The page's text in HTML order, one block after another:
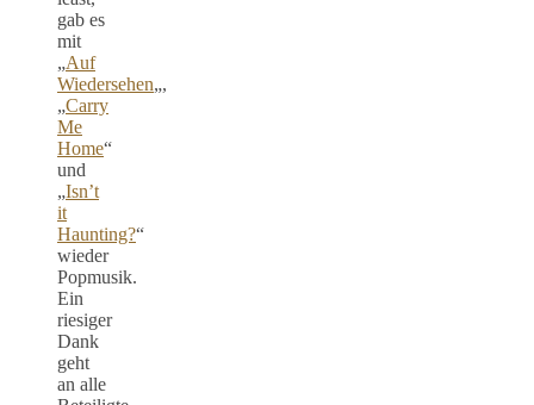
gab es
mit
„Auf
Wiedersehen„,
„Carry
Me
Home“
und
„Isn’t
it
Haunting?“
wieder
Popmusik.
Ein
riesiger
Dank
geht
an alle